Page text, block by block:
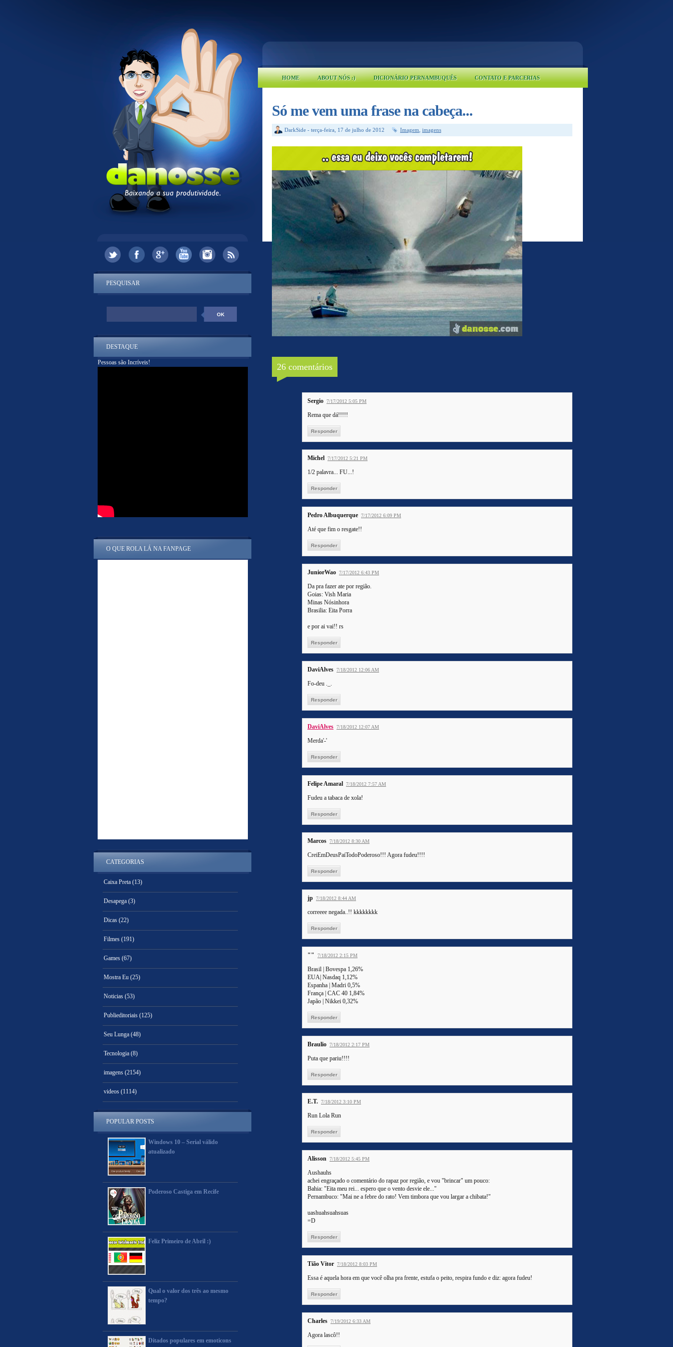
HOME ABOUT NÓS :) DICIONÁRIO PERNAMBUQUÊS CONTATO E PARCERIAS
Só me vem uma frase na cabeça...
DarkSide - terça-feira, 17 de julho de 2012 Imagem imagens
26 comentários
Sergio 7/17/2012 5:05 PM
Rema que dá!!!!!
Responder
Michel 7/17/2012 5:21 PM
1/2 palavra... FU...!
Responder
Pedro Albuquerque 7/17/2012 6:09 PM
Até que fim o resgate!!
Responder
JuniorWao 7/17/2012 6:43 PM
Da pra fazer ate por região.
Goias: Vish Maria
Minas Nósinhora
Brasilia: Eita Porra
e por ai vai!! rs
Responder
DaviAlves 7/18/2012 12:06 AM
Fo-deu ._.
Responder
DaviAlves 7/18/2012 12:07 AM
Merda'-'
Responder
Felipe Amaral 7/18/2012 7:57 AM
Fudeu a tabaca de xola!
Responder
Marcos 7/18/2012 8:30 AM
CreiEmDeusPaiTodoPoderoso!!! Agora fudeu!!!!
Responder
jp 7/18/2012 8:44 AM
correeee negada..!! kkkkkkkk
Responder
"" 7/18/2012 2:15 PM
Brasil | Bovespa 1,26%
EUA| Nasdaq 1,12%
Espanha | Madri 0,5%
França | CAC 40 1,84%
Japão | Nikkei 0,32%
Responder
Braulio 7/18/2012 2:17 PM
Puta que pariu!!!!
Responder
E.T. 7/18/2012 3:10 PM
Run Lola Run
Responder
Alisson 7/18/2012 5:45 PM
Aushauhs
achei engraçado o comentário do rapaz por região, e vou "brincar" um pouco:
Bahia: "Eita meu rei... espero que o vento desvie ele..."
Pernambuco: "Mai ne a febre do rato! Vem timbora que vou largar a chibata!"
uashuahsuahsuas
=D
Responder
Tião Vitor 7/18/2012 8:03 PM
Essa é aquela hora em que você olha pra frente, estufa o peito, respira fundo e diz: agora fudeu!
Responder
Charles 7/19/2012 6:33 AM
Agora lascô!!
PESQUISAR
DESTAQUE
Pessoas são Incríveis!
O QUE ROLA LÁ NA FANPAGE
CATEGORIAS
Caixa Preta (13)
Desapega (3)
Dicas (22)
Filmes (191)
Games (67)
Mostra Eu (25)
Noticias (53)
Publieditoriais (125)
Seu Lunga (48)
Tecnologia (8)
imagens (2154)
videos (1114)
POPULAR POSTS
Windows 10 – Serial válido
atualizado
Poderoso Castiga em Recife
Feliz Primeiro de Abril :)
Qual o valor dos três ao mesmo
tempo?
Ditados populares em emoticons